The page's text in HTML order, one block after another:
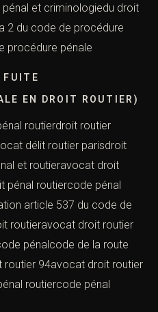
et criminologiedu droit
2 du code de procédure
procédure pénale
FUITE
EN DROIT ROUTIER)
routierdroit routier
délit routier parisdroit
et routieravocat droit
pénal routiercode pénal
article 537 du code de
routieravocat droit routier
pénalcode de la route
94avocat droit routier
routiercode pénal